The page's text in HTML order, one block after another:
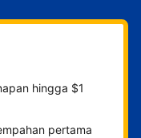
hingga $1
pertama